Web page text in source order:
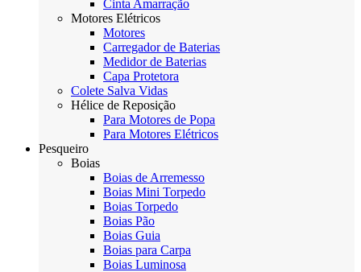
Cinta Amarração
Motores Elétricos
Motores
Carregador de Baterias
Medidor de Baterias
Capa Protetora
Colete Salva Vidas
Hélice de Reposição
Para Motores de Popa
Para Motores Elétricos
Pesqueiro
Boias
Boias de Arremesso
Boias Mini Torpedo
Boias Torpedo
Boias Pão
Boias Guia
Boias para Carpa
Boias Luminosa